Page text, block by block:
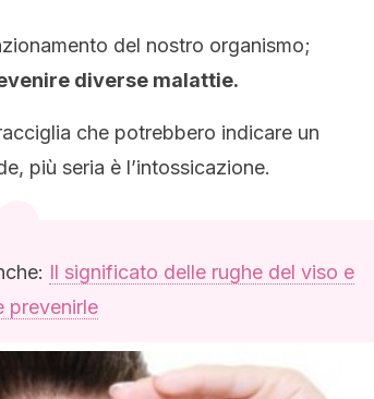
del nostro organismo;
diverse malattie.
che potrebbero indicare un
più seria è l’intossicazione.
Il significato delle rughe del viso e
prevenirle